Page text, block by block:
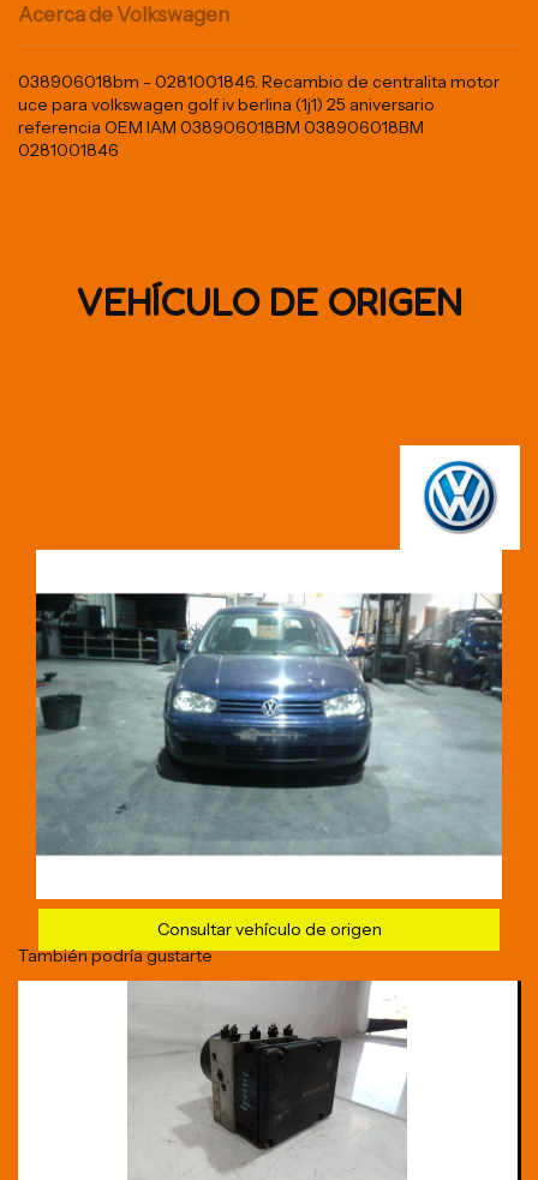
Acerca de Volkswagen
038906018bm - 0281001846. Recambio de centralita motor
uce para volkswagen golf iv berlina (1j1) 25 aniversario
referencia OEM IAM 038906018BM 038906018BM
0281001846
VEHÍCULO DE ORIGEN
Consultar vehículo de origen
También podría gustarte